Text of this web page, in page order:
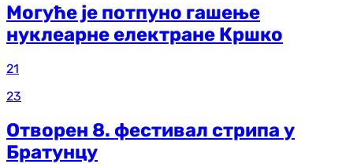
Могуће је потпуно гашење
нуклеарне електране Кршко
21
23
Отворен 8. фестивал стрипа у
Братунцу